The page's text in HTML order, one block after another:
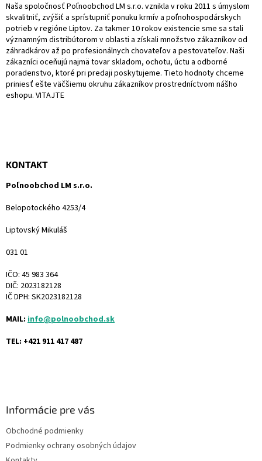
Naša spoločnosť Poľnoobchod LM s.r.o. vznikla v roku 2011 s úmyslom
skvalitniť, zvýšiť a sprístupniť ponuku krmív a poľnohospodárskych
potrieb v regióne Liptov. Za takmer 10 rokov existencie sme sa stali
významným distribútorom v oblasti a získali množstvo zákazníkov od
záhradkárov až po profesionálnych chovateľov a pestovateľov. Naši
zákazníci oceňujú najmä tovar skladom, ochotu, úctu a odborné
poradenstvo, ktoré pri predaji poskytujeme. Tieto hodnoty chceme
priniesť ešte väčšiemu okruhu zákazníkov prostredníctvom nášho
eshopu. VITAJTE
KONTAKT
Poľnoobchod LM s.r.o.
Belopotockého 4253/4
Liptovský Mikuláš
031 01
IČO: 45 983 364
DIČ: 2023182128
IČ DPH: SK2023182128
MAIL: info@polnoobchod.sk
TEL: +421 911 417 487
Informácie pre vás
Obchodné podmienky
Podmienky ochrany osobných údajov